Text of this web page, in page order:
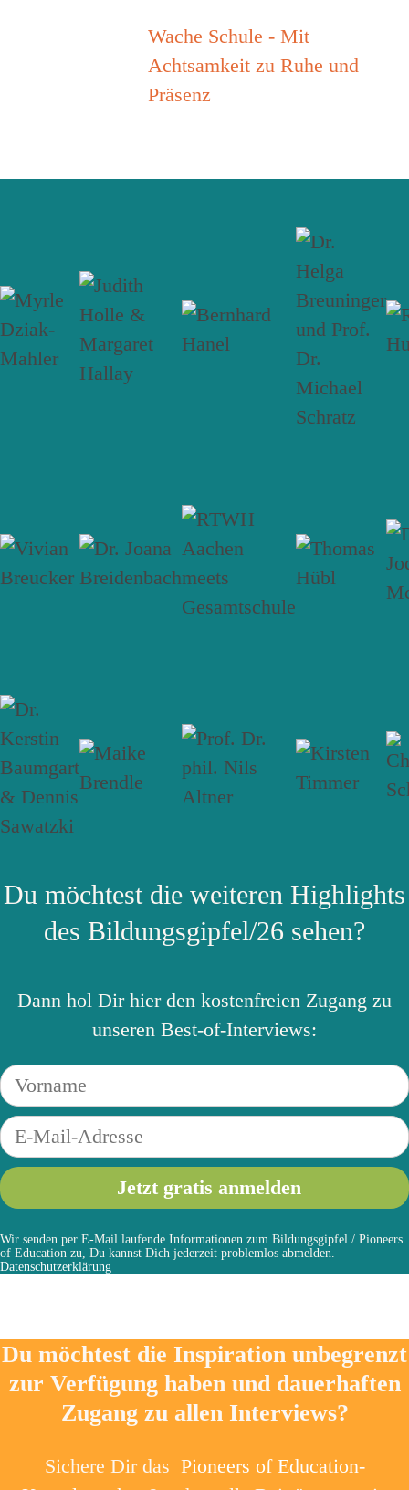
Wache Schule - Mit
Achtsamkeit zu Ruhe und
Präsenz
Du möchtest die weiteren Highlights
des Bildungsgipfel/26 sehen?
Dann hol Dir hier den kostenfreien Zugang zu
unseren Best-of-Interviews:
Wir senden per E-Mail laufende Informationen zum Bildungsgipfel / Pioneers
of Education zu, Du kannst Dich jederzeit problemlos abmelden.
Datenschutzerklärung
Du möchtest die Inspiration unbegrenzt
zur Verfügung haben und dauerhaften
Zugang zu allen Interviews?
Sichere Dir das Pioneers of Education-